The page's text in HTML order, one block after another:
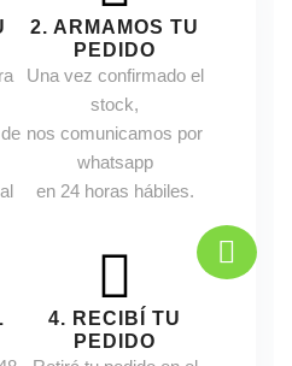
2. ARMAMOS TU
PEDIDO
Una vez confirmado el
stock,
nos comunicamos por
whatsapp
en 24 horas hábiles.
4. RECIBÍ TU
PEDIDO